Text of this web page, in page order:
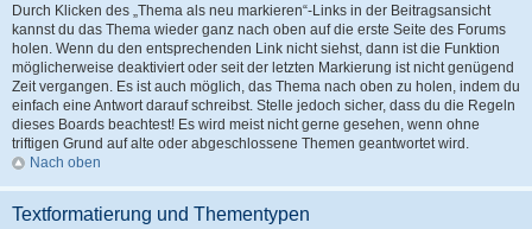
Durch Klicken des „Thema als neu markieren“-Links in der Beitragsansicht
kannst du das Thema wieder ganz nach oben auf die erste Seite des Forums
holen. Wenn du den entsprechenden Link nicht siehst, dann ist die Funktion
möglicherweise deaktiviert oder seit der letzten Markierung ist nicht genügend
Zeit vergangen. Es ist auch möglich, das Thema nach oben zu holen, indem du
einfach eine Antwort darauf schreibst. Stelle jedoch sicher, dass du die Regeln
dieses Boards beachtest! Es wird meist nicht gerne gesehen, wenn ohne
triftigen Grund auf alte oder abgeschlossene Themen geantwortet wird.
Nach oben
Textformatierung und Thementypen